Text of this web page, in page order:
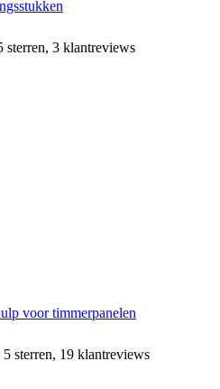
sterren, 3 klantreviews
voor timmerpanelen
sterren, 19 klantreviews